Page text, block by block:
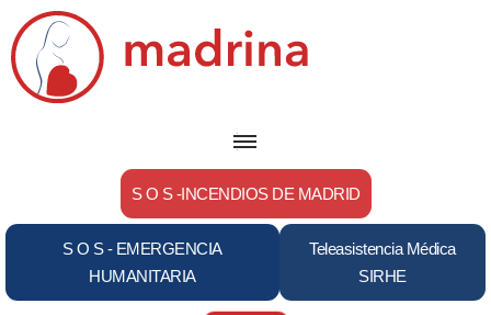
Saltar
al
S O S -INCENDIOS DE MADRID
S O S - EMERGENCIA
HUMANITARIA
Teleasistencia Médica
SIRHE